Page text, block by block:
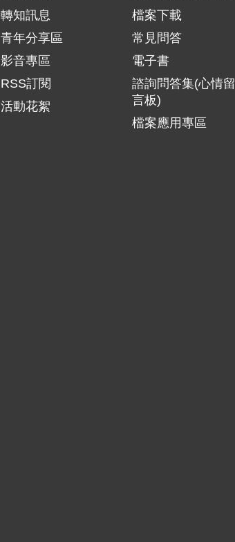
轉知訊息
青年分享區
影音專區
RSS訂閱
活動花絮
檔案下載
常見問答
電子書
諮詢問答集(心情留
言板)
檔案應用專區